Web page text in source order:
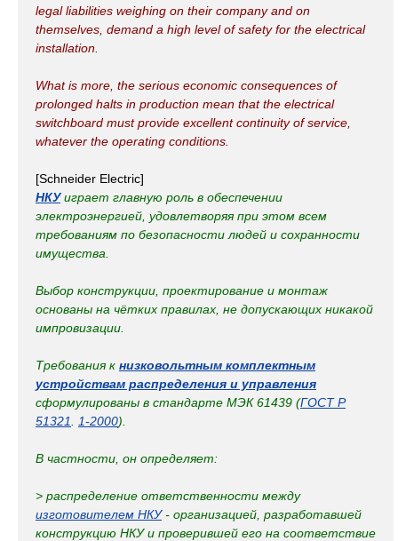
legal liabilities weighing on their company and on
themselves, demand a high level of safety for the electrical
installation.
What is more, the serious economic consequences of
prolonged halts in production mean that the electrical
switchboard must provide excellent continuity of service,
whatever the operating conditions.
[Schneider Electric]
НКУиграет главную роль в обеспечении
электроэнергией, удовлетворяя при этом всем
требованиям по безопасности людей и сохранности
имущества.
Выбор конструкции, проектирование и монтаж
основаны на чётких правилах, не допускающих никакой
импровизации.
Требования к низковольтным комплектным
устройствам распределения и управления
сформулированы в стандарте МЭК 61439 (ГОСТ Р
51321
1-2000).
В частности, он определяет:
> распределение ответственности между
изготовителем НКУ- организацией, разработавшей
конструкцию НКУ и проверившей его на соответствие